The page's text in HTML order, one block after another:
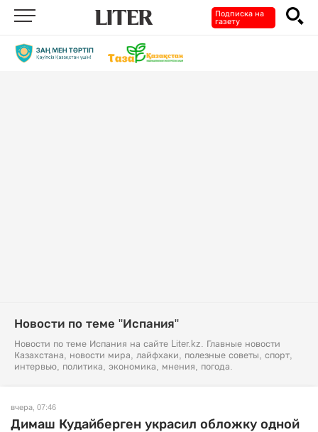
Подписка на
газету
Новости по теме "Испания"
Новости по теме Испания на сайте Liter.kz. Главные новости
Казахстана, новости мира, лайфхаки, полезные советы, спорт,
интервью, политика, экономика, мнения, погода.
вчера, 07:46
Димаш Кудайберген украсил обложку одной